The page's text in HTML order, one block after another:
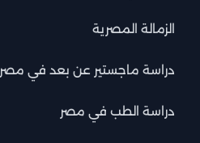
الزمالة المصرية
دراسة ماجستير عن بعد في مصر
دراسة الطب في مصر